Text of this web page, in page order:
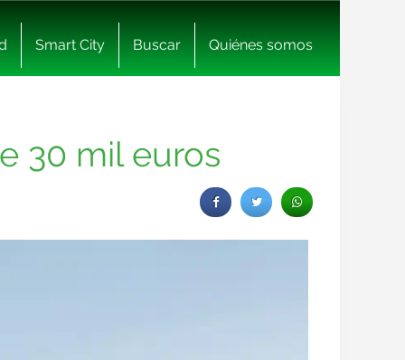
Smart City Buscar Quiénes somos
30 mil euros